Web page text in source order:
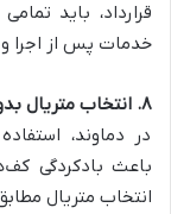
قرارداد، باید
خدمات پس از اجرا و
۸. انتخاب متریال بدون توجه به اقلیم = آسیب جدی به بنا
در دماوند،
باعث بادکردگی
انتخاب متریال